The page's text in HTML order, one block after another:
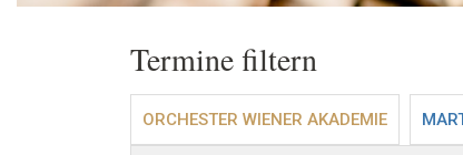
Termine filtern
ORCHESTER WIENER AKADEMIE